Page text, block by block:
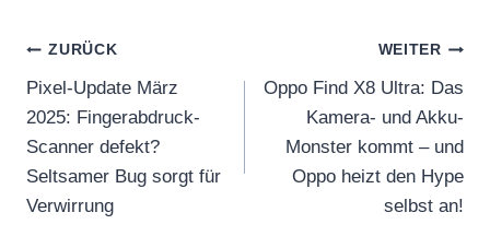
Beitragsnavigation
ZURÜCK
Pixel-Update März
2025: Fingerabdruck-
Scanner defekt?
Seltsamer Bug sorgt für
Verwirrung
WEITER
Oppo Find X8 Ultra: Das
Kamera- und Akku-
Monster kommt – und
Oppo heizt den Hype
selbst an!